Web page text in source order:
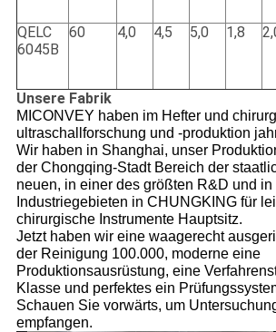
QELC
6045B
60 4,0 4,5 5,0 1,8
Unsere Fabrik
MICONVEY haben im Hefter und
ultraschallforschung und -produktion
Wir haben in Shanghai, unser
der Chongqing-Stadt Bereich der
neuen, in einer des größten R&D und in
Industriegebieten in CHUNGKING für
chirurgische Instrumente Hauptsitz.
Jetzt haben wir eine waagerecht
der Reinigung 100.000, moderne eine
Produktionsausrüstung, eine
Klasse und perfektes ein
Schauen Sie vorwärts, um
empfangen.